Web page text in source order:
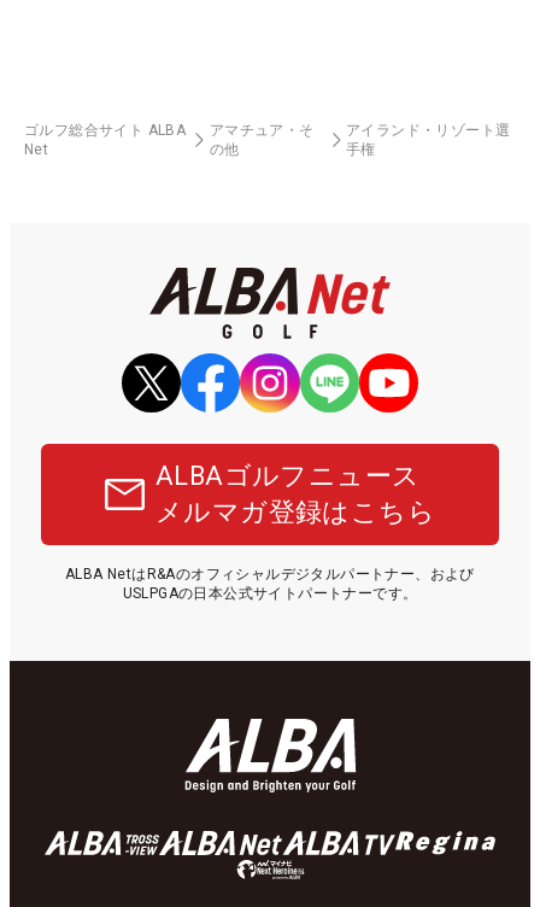
ゴルフ総合サイト ALBA
Net
アマチュア・そ
の他
アイランド・リゾート選
手権
ALBAゴルフニュース
メルマガ登録はこちら
ALBA NetはR&Aのオフィシャルデジタルパートナー、および
USLPGAの日本公式サイトパートナーです。